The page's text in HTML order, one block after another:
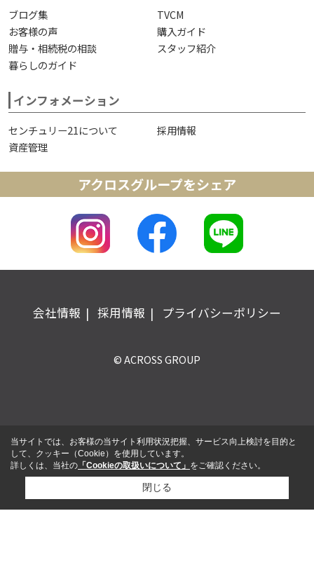
ブログ集
TVCM
お客様の声
購入ガイド
贈与・相続税の相談
スタッフ紹介
暮らしのガイド
インフォメーション
センチュリー21について
採用情報
資産管理
アクロスグループをシェア
会社情報 採用情報 プライバシーポリシー
© ACROSS GROUP
当サイトでは、お客様の当サイト利用状況把握、サービス向上検討を目的と
して、クッキー（Cookie）を使用しています。
詳しくは、当社の 「Cookieの取扱いについて」 をご確認ください。
閉じる